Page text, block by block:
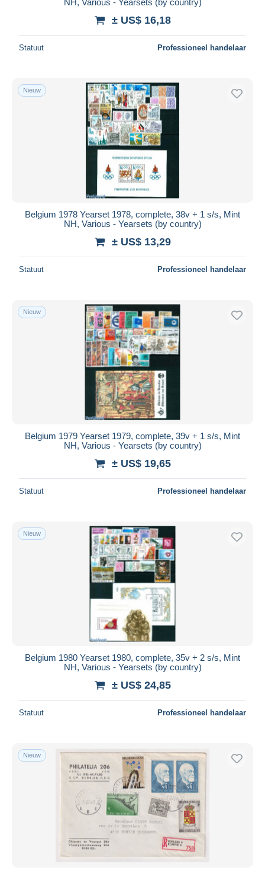
± US$ 16,18
Statuut Professioneel handelaar
Nieuw
Belgium 1978 Yearset 1978, complete, 38v + 1 s/s, Mint
NH, Various - Yearsets (by country)
± US$ 13,29
Statuut Professioneel handelaar
Nieuw
Belgium 1979 Yearset 1979, complete, 39v + 1 s/s, Mint
NH, Various - Yearsets (by country)
± US$ 19,65
Statuut Professioneel handelaar
Nieuw
Belgium 1980 Yearset 1980, complete, 35v + 2 s/s, Mint
NH, Various - Yearsets (by country)
± US$ 24,85
Statuut Professioneel handelaar
Nieuw